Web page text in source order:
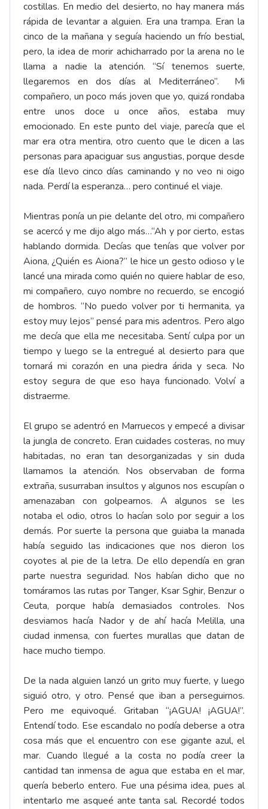
costillas. En medio del desierto, no hay manera más
rápida de levantar a alguien. Era una trampa. Eran la
cinco de la mañana y seguía haciendo un frío bestial,
pero, la idea de morir achicharrado por la arena no le
llama a nadie la atención. “Sí tenemos suerte,
llegaremos en dos días al Mediterráneo”. Mi
compañero, un poco más joven que yo, quizá rondaba
entre unos doce u once años, estaba muy
emocionado. En este punto del viaje, parecía que el
mar era otra mentira, otro cuento que le dicen a las
personas para apaciguar sus angustias, porque desde
ese día llevo cinco días caminando y no veo ni oigo
nada. Perdí la esperanza… pero continué el viaje.
Mientras ponía un pie delante del otro, mi compañero
se acercó y me dijo algo más…“Ah y por cierto, estas
hablando dormida. Decías que tenías que volver por
Aiona, ¿Quién es Aiona?” le hice un gesto odioso y le
lancé una mirada como quién no quiere hablar de eso,
mi compañero, cuyo nombre no recuerdo, se encogió
de hombros. “No puedo volver por ti hermanita, ya
estoy muy lejos” pensé para mis adentros. Pero algo
me decía que ella me necesitaba. Sentí culpa por un
tiempo y luego se la entregué al desierto para que
tornará mi corazón en una piedra árida y seca. No
estoy segura de que eso haya funcionado. Volví a
distraerme.
El grupo se adentró en Marruecos y empecé a divisar
la jungla de concreto. Eran cuidades costeras, no muy
habitadas, no eran tan desorganizadas y sin duda
llamamos la atención. Nos observaban de forma
extraña, susurraban insultos y algunos nos escupían o
amenazaban con golpearnos. A algunos se les
notaba el odio, otros lo hacían solo por seguir a los
demás. Por suerte la persona que guiaba la manada
había seguido las indicaciones que nos dieron los
coyotes al pie de la letra. De ello dependía en gran
parte nuestra seguridad. Nos habían dicho que no
tomáramos las rutas por Tanger, Ksar Sghir, Benzur o
Ceuta, porque había demasiados controles. Nos
desviamos hacía Nador y de ahí hacía Melilla, una
ciudad inmensa, con fuertes murallas que datan de
hace mucho tiempo.
De la nada alguien lanzó un grito muy fuerte, y luego
siguió otro, y otro. Pensé que iban a perseguirnos.
Pero me equivoqué. Gritaban “¡AGUA! ¡AGUA!”.
Entendí todo. Ese escandalo no podía deberse a otra
cosa más que el encuentro con ese gigante azul, el
mar. Cuando llegué a la costa no podía creer la
cantidad tan inmensa de agua que estaba en el mar,
quería beberlo entero. Fue una pésima idea, pues al
intentarlo me asqueé ante tanta sal. Recordé todos